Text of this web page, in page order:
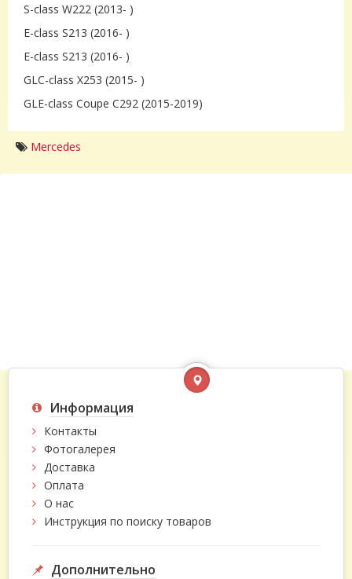
S-class W222 (2013- )
E-class S213 (2016- )
E-class S213 (2016- )
GLC-class X253 (2015- )
GLE-class Coupe C292 (2015-2019)
Mercedes
Информация
Контакты
Фотогалерея
Доставка
Оплата
О нас
Инструкция по поиску товаров
Дополнительно